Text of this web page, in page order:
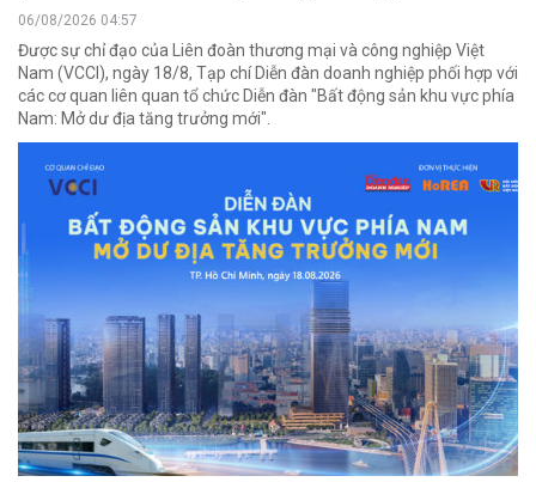
06/08/2026 04:57
Được sự chỉ đạo của Liên đoàn thương mại và công nghiệp Việt
Nam (VCCI), ngày 18/8, Tạp chí Diễn đàn doanh nghiệp phối hợp với
các cơ quan liên quan tổ chức Diễn đàn "Bất động sản khu vực phía
Nam: Mở dư địa tăng trưởng mới".